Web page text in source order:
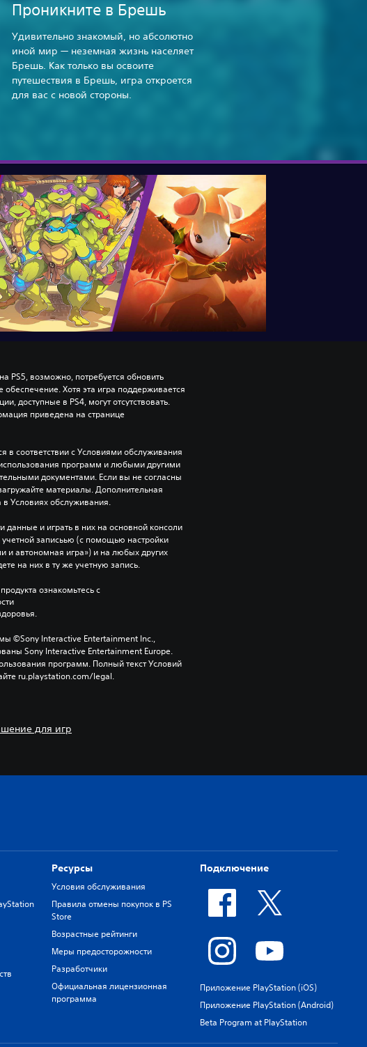
Проникните в Брешь
Удивительно знакомый, но абсолютно
иной мир — неземная жизнь населяет
Брешь. Как только вы освоите
путешествия в Брешь, игра откроется
для вас с новой стороны.
PS5, возможно, потребуется обновить
Хотя эта игра поддерживается
доступные в PS4, могут отсутствовать.
приведена на странице
в соответствии с Условиями обслуживания
программ и любыми другими
документами. Если вы не согласны
материалы. Дополнительная
Условиях обслуживания.
данные и играть в них на основной консоли
записьью (с помощью настройки
и автономная игра») и на любых других
на них в ту же учетную запись.
ознакомьтесь с
©Sony Interactive Entertainment Inc.,
Sony Interactive Entertainment Europe.
программ. Полный текст Условий
ru.playstation.com/legal.
для игр
Ресурсы
Условия обслуживания
Правила отмены покупок в PS
Store
Возрастные рейтинги
Меры предосторожности
Разработчики
Официальная лицензионная
программа
Подключение
Приложение PlayStation (iOS)
Приложение PlayStation (Android)
Beta Program at PlayStation